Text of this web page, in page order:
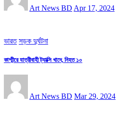
Art News BD Apr 17, 2024
ভারত সড়ক দুর্ঘটনা
কাশ্মীরে যাত্রীবাহী ট্যাক্সি খাদে, নিহত ১০
Art News BD Mar 29, 2024